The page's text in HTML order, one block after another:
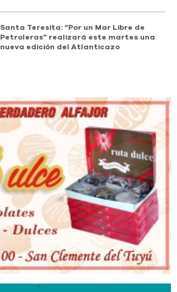
Santa Teresita: “Por un Mar Libre de
Petroleras” realizará este martes una
nueva edición del Atlanticazo